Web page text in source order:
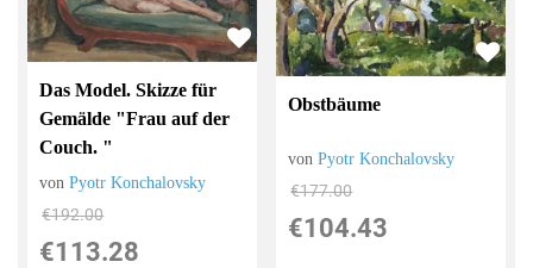
Das Model. Skizze für
Gemälde "Frau auf der
Couch. "
vonPyotr Konchalovsky
€192.00
€113.28
Obstbäume
vonPyotr Konchalovsky
€177.00
€104.43